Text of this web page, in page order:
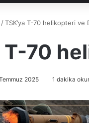
/TSK’ya T-70 helikopteri ve
T-70
2025 1 dakika